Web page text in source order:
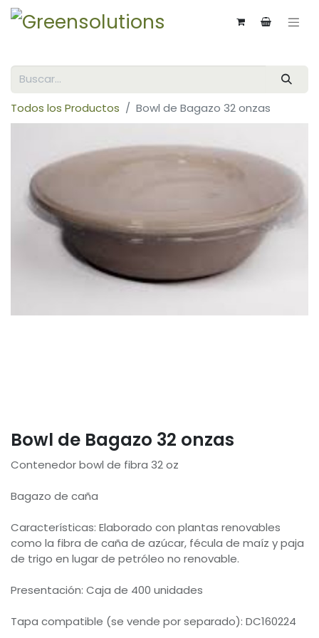
Todos los Productos Bowl de Bagazo 32 onzas
Bowl de Bagazo 32 onzas
Contenedor bowl de fibra 32 oz
Bagazo de caña
Características: Elaborado con plantas renovables
como la fibra de caña de azúcar, fécula de maíz y paja
de trigo en lugar de petróleo no renovable.
Presentación: Caja de 400 unidades
Tapa compatible (se vende por separado): DC160224